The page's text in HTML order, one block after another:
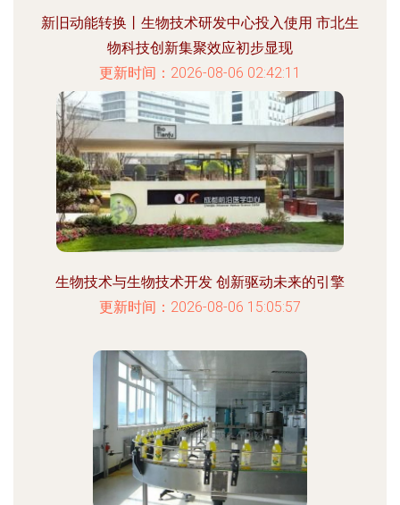
新旧动能转换丨生物技术研发中心投入使用 市北生
物科技创新集聚效应初步显现
更新时间：2026-08-06 02:42:11
生物技术与生物技术开发 创新驱动未来的引擎
更新时间：2026-08-06 15:05:57